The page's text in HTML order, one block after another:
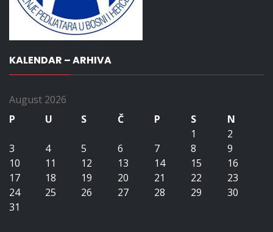
KALENDAR – ARHIVA
August 2026
P
U S Č P S
N
1
2
3
4 5 6 7 8
9
10
11 12 13 14 15
16
17
18 19 20 21 22
23
24
25 26 27 28 29
30
31